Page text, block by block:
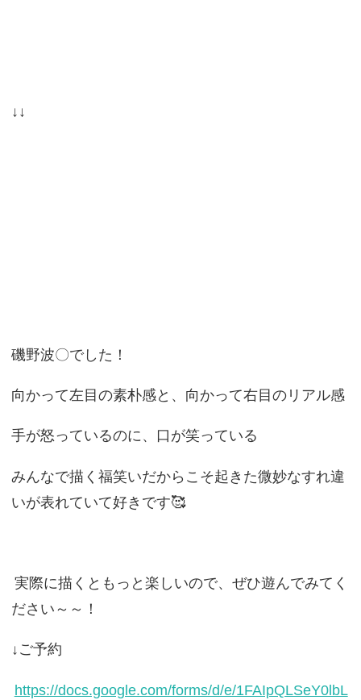
↓↓
磯野波〇でした！
向かって左目の素朴感と、向かって右目のリアル感
手が怒っているのに、口が笑っている
みんなで描く福笑いだからこそ起きた微妙なすれ違
いが表れていて好きです🥰
実際に描くともっと楽しいので、ぜひ遊んでみてく
ださい～～！
↓ご予約
https://docs.google.com/forms/d/e/1FAIpQLSeY0lbL